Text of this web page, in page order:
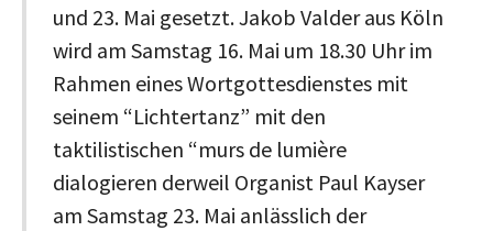
und 23. Mai gesetzt. Jakob Valder aus Köln
wird am Samstag 16. Mai um 18.30 Uhr im
Rahmen eines Wortgottesdienstes mit
seinem “Lichtertanz” mit den
taktilistischen “murs de lumière
dialogieren derweil Organist Paul Kayser
am Samstag 23. Mai anlässlich der